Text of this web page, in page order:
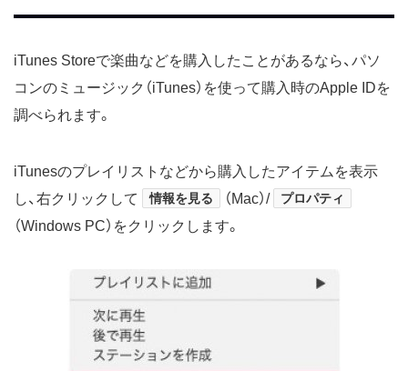
iTunes Storeで楽曲などを購入したことがあるなら、パソ
コンのミュージック（iTunes）を使って購入時のApple IDを
調べられます。
iTunesのプレイリストなどから購入したアイテムを表示
し、右クリックして
情報を見る （Mac）/ プロパティ
（Windows PC）をクリックします。